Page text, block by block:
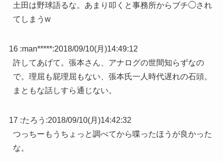
土田は野球語るな。あまり叩くと事務所からブチ◯され
てしまうw
16 :man*****:2018/09/10(月)14:49:12
許してあげて。張本さん、アナログの世間知らずなの
で。理屈も屁理屈もない、張本氏一人時代遅れの石頭。
まともな話しすら通じない。
17 :たろう :2018/09/10(月)14:42:32
つっちーもうちょっと調べてから喋ったほうが良かった
な。